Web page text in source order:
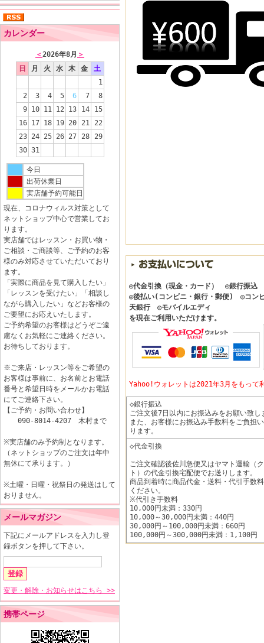
カレンダー
＜2026年8月 ＞
日
月 火 水 木 金
土
1
2
3 4 5 6 7
8
9
10 11 12 13 14
15
16
17 18 19 20 21
22
23
24 25 26 27 28
29
30 31
今日
出荷休業日
実店舗予約可能日
現在、コロナウィルス対策として
ネットショップ中心で営業してお
ります。
実店舗ではレッスン・お買い物・
ご相談・ご商談等、ご予約のお客
様のみ対応させていただいており
ます。
「実際に商品を見て購入したい」
「レッスンを受けたい」「相談し
ながら購入したい」などお客様の
ご要望にお応えいたします。
ご予約希望のお客様はどうぞご遠
慮なくお気軽にご連絡ください。
お待ちしております。
※ご来店・レッスン等をご希望の
お客様は事前に、お名前とお電話
番号と希望日時をメールかお電話
にてご連絡下さい。
【ご予約・お問い合わせ】
090-8014-4207 木村まで
※実店舗のみ予約制となります。
（ネットショップのご注文は年中
無休にて承ります。）
※土曜・日曜・祝祭日の発送はして
おりません。
メールマガジン
下記にメールアドレスを入力し登
録ボタンを押して下さい。
変更・解除・お知らせはこちら >>
携帯ページ
◎代金引換（現金・カード） ◎銀行振
◎後払い(コンビニ・銀行・郵便) ◎コン
天銀行 ◎モバイルエディ
を現在ご利用いただけます。
Yahoo!ウォレットは2021年3月をもって
◇銀行振込
ご注文後7日以内にお振込みをお願い致し
また、お客様にお振込み手数料をご負担
ります。
◇代金引換
ご注文確認後佐川急便又はヤマト運輸（
ト）の代金引換宅配便でお送りします。
商品到着時に商品代金・送料・代引手数
ください。
※代引き手数料
10,000円未満：330円
10,000～30,000円未満：440円
30,000円～100,000円未満：660円
100,000円～300,000円未満：1,100円